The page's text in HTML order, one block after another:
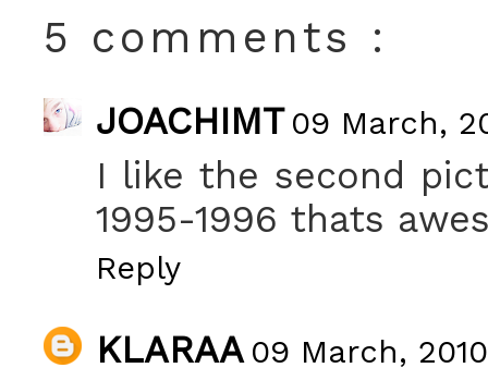
5 comments :
JOACHIMT 09 March,
I like the second
1995-1996 thats
Reply
KLARAA 09 March,